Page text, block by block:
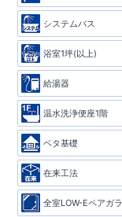
システムバス
浴室1坪(以上)
給湯器
温水洗浄便座1階
ベタ基礎
在来工法
全室LOW-Eペアガ